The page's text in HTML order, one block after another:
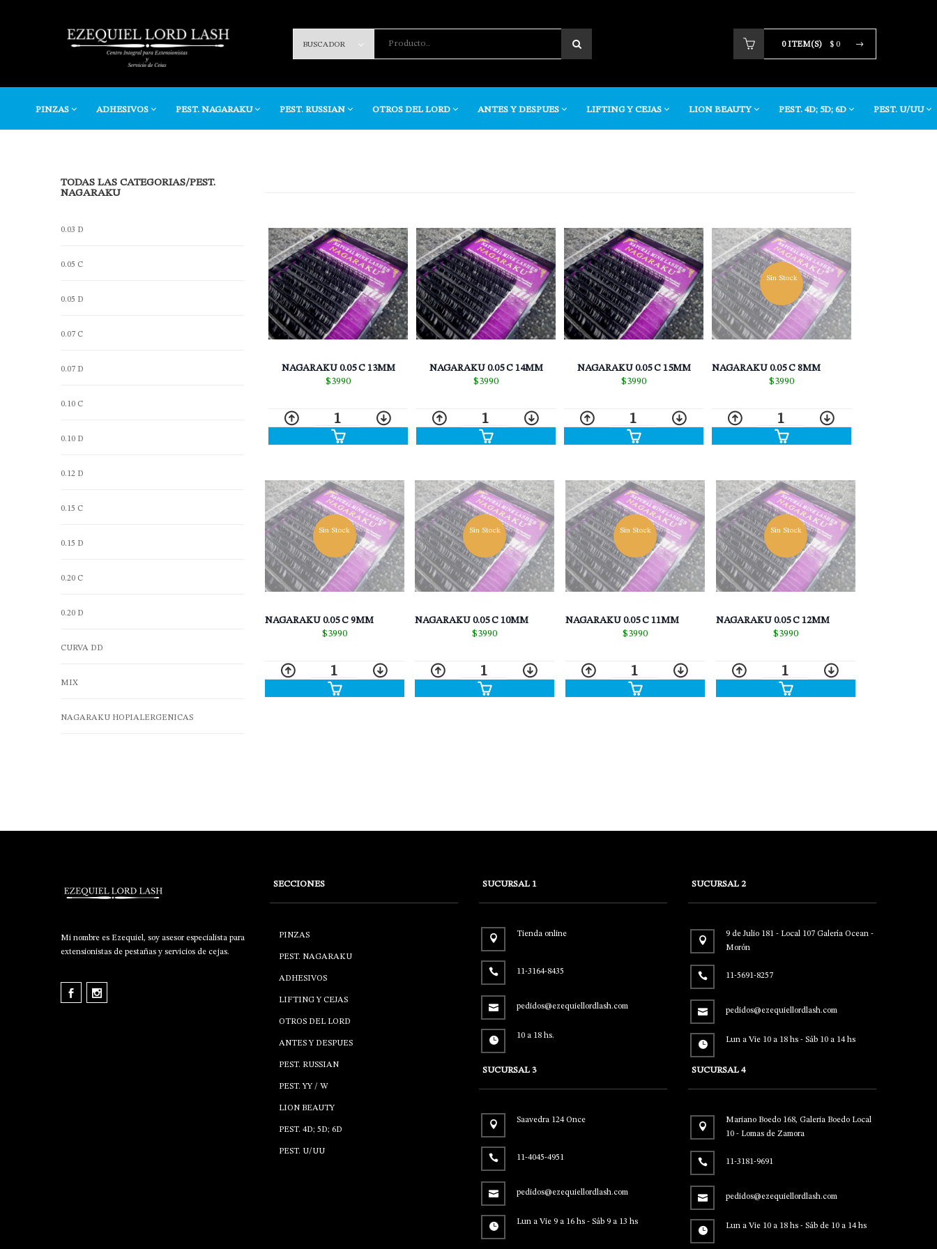
Producto..
0 ITEM(S) $ 0
Tu carrito está vacio.
PINZAS ADHESIVOS PEST. NAGARAKU PEST. RUSSIAN OTROS DEL LORD ANTES Y DESPUES LIFTING Y CEJAS LION BEAUTY PEST. 4D; 5D; 6D PEST. U/UU
TODAS LAS CATEGORIAS/PEST.
NAGARAKU
0.03 D
0.05 C
0.05 D
0.07 C
0.07 D
0.10 C
0.10 D
0.12 D
0.15 C
0.15 D
0.20 C
0.20 D
CURVA DD
MIX
NAGARAKU HOPIALERGENICAS
NAGARAKU 0.05 C 13MM
$3990
1
NAGARAKU 0.05 C 14MM
$3990
1
NAGARAKU 0.05 C 15MM
$3990
1
Sin Stock
NAGARAKU 0.05 C 8MM
$3990
1
Sin Stock
NAGARAKU 0.05 C 9MM
$3990
1
Sin Stock
NAGARAKU 0.05 C 10MM
$3990
1
Sin Stock
NAGARAKU 0.05 C 11MM
$3990
1
Sin Stock
NAGARAKU 0.05 C 12MM
$3990
1
Mi nombre es Ezequiel, soy asesor especialista para
extensionistas de pestañas y servicios de cejas.
SECCIONES
PINZAS
PEST. NAGARAKU
ADHESIVOS
LIFTING Y CEJAS
OTROS DEL LORD
ANTES Y DESPUES
PEST. RUSSIAN
PEST. YY / W
LION BEAUTY
PEST. 4D; 5D; 6D
PEST. U/UU
SUCURSAL 1
Tienda online
11-3164-8435
pedidos@ezequiellordlash.com
10 a 18 hs.
SUCURSAL 2
9 de Julio 181 - Local 107 Galería Ocean -
Morón
11-5691-8257
pedidos@ezequiellordlash.com
Lun a Vie 10 a 18 hs - Sáb 10 a 14 hs
SUCURSAL 3
Saavedra 124 Once
11-4045-4951
pedidos@ezequiellordlash.com
Lun a Vie 9 a 16 hs - Sáb 9 a 13 hs
SUCURSAL 4
Mariano Boedo 168, Galeria Boedo Local
10 - Lomas de Zamora
11-3181-9691
pedidos@ezequiellordlash.com
Lun a Vie 10 a 18 hs - Sáb de 10 a 14 hs